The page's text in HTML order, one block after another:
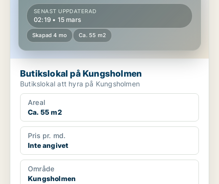
SENAST UPPDATERAD
02:19 • 15 mars
Skapad 4 mo Ca. 55 m2
Butikslokal på Kungsholmen
Butikslokal att hyra på Kungsholmen
Areal
Ca. 55 m2
Pris pr. md.
Inte angivet
Område
Kungsholmen